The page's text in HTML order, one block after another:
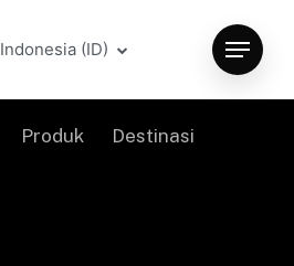
Indonesia (ID) Menu
Produk Destinasi